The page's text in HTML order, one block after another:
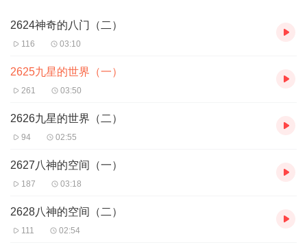
2624神奇的八门（二）
116 03:10
2625九星的世界（一）
261 03:50
2626九星的世界（二）
94 02:55
2627八神的空间（一）
187 03:18
2628八神的空间（二）
111 02:54